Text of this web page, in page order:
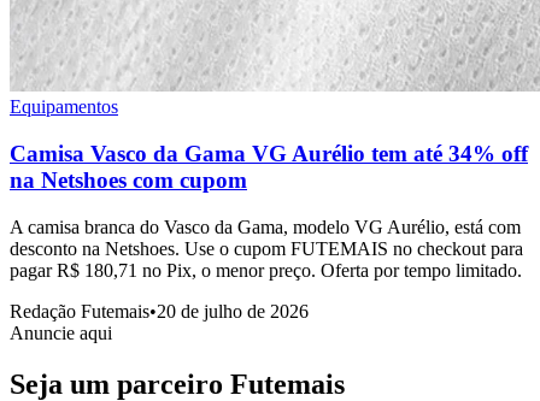
Equipamentos
Camisa Vasco da Gama VG Aurélio tem até 34% off
na Netshoes com cupom
A camisa branca do Vasco da Gama, modelo VG Aurélio, está com
desconto na Netshoes. Use o cupom FUTEMAIS no checkout para
pagar R$ 180,71 no Pix, o menor preço. Oferta por tempo limitado.
Redação Futemais•20 de julho de 2026
Anuncie aqui
Seja um parceiro Futemais